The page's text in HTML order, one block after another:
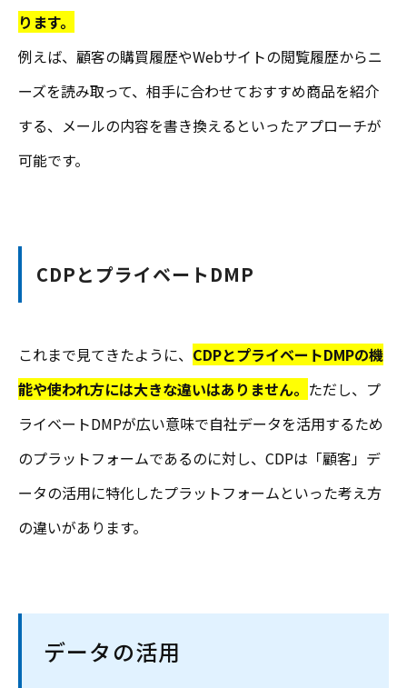
ります。
例えば、顧客の購買履歴やWebサイトの閲覧履歴からニ
ーズを読み取って、相手に合わせておすすめ商品を紹介
する、メールの内容を書き換えるといったアプローチが
可能です。
CDPとプライベートDMP
これまで見てきたように、 CDPとプライベートDMPの機
能や使われ方には大きな違いはありません。 ただし、プ
ライベートDMPが広い意味で自社データを活用するため
のプラットフォームであるのに対し、CDPは「顧客」デ
ータの活用に特化したプラットフォームといった考え方
の違いがあります。
データの活用